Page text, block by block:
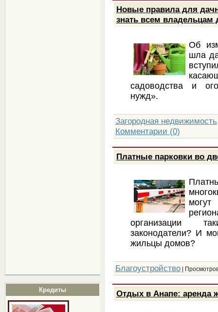
Кредиты
Новые правила для
знать всем владельцам
Об
шла
садоводства и
нужд».
Загородная недвижимость
Комментарии (0)
Платные парковки во
организации
законодатели? И
жильцы домов?
Благоустройство|
Отдых в Анапе: аренда